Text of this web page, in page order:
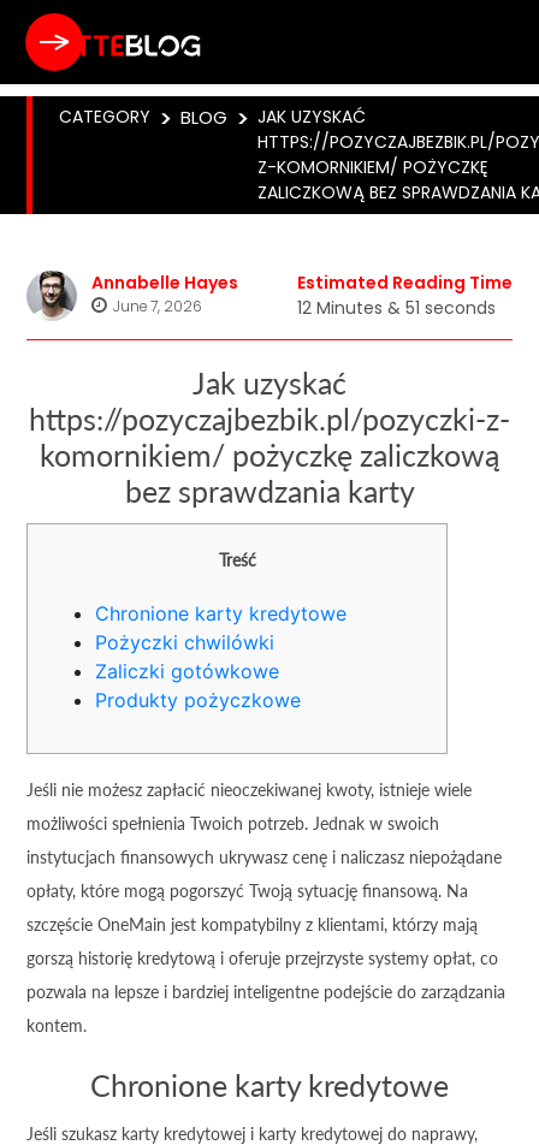
CATEGORY > BLOG > JAK UZYSKAĆ
HTTPS://POZYCZAJBEZBIK.PL/
Z-KOMORNIKIEM/ POŻYCZKĘ
ZALICZKOWĄ BEZ SPRAWDZANIA
Annabelle Hayes
June 7, 2026
Estimated Reading Time
12 Minutes & 51 seconds
Jak uzyskać
https://pozyczajbezbik.pl/pozyczki-z-
komornikiem/ pożyczkę zaliczkową
bez sprawdzania karty
Treść
Chronione karty kredytowe
Pożyczki chwilówki
Zaliczki gotówkowe
Produkty pożyczkowe
Jeśli nie możesz zapłacić nieoczekiwanej kwoty, istnieje wiele
możliwości spełnienia Twoich potrzeb. Jednak w swoich
instytucjach finansowych ukrywasz cenę i naliczasz niepożądane
opłaty, które mogą pogorszyć Twoją sytuację finansową. Na
szczęście OneMain jest kompatybilny z klientami, którzy mają
gorszą historię kredytową i oferuje przejrzyste systemy opłat, co
pozwala na lepsze i bardziej inteligentne podejście do zarządzania
kontem.
Chronione karty kredytowe
Jeśli szukasz karty kredytowej i karty kredytowej do naprawy,